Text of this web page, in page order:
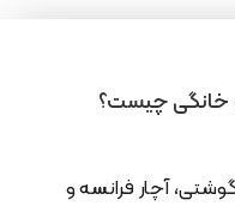
آچار فرانسه و